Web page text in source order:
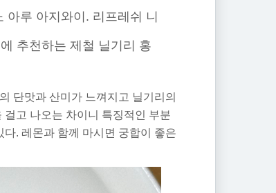
아루 아지와이. 리프레쉬 니
추천하는 제철 닐기리 홍
단맛과 산미가 느껴지고 닐기리의
고 나오는 차이니 특징적인 부분
. 레몬과 함께 마시면 궁합이 좋은